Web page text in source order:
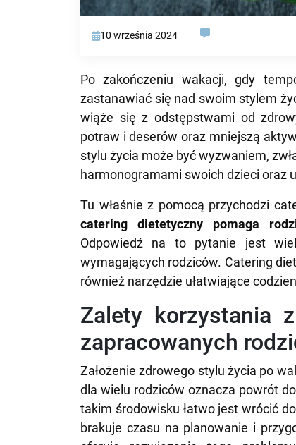
10 września 2024
Po zakończeniu wakacji, gdy
zastanawiać się nad swoim stylem
wiąże się z odstępstwami od
potraw i deserów oraz mniejszą
stylu życia może być wyzwaniem,
harmonogramami swoich dzieci oraz
Tu właśnie z pomocą przychodzi
catering dietetyczny pomaga
Odpowiedź na to pytanie jest
wymagających rodziców. Catering
również narzędzie ułatwiające
Zalety korzystania
zapracowanych
Założenie zdrowego stylu życia po
dla wielu rodziców oznacza powrót
takim środowisku łatwo jest wrócić
brakuje czasu na planowanie i